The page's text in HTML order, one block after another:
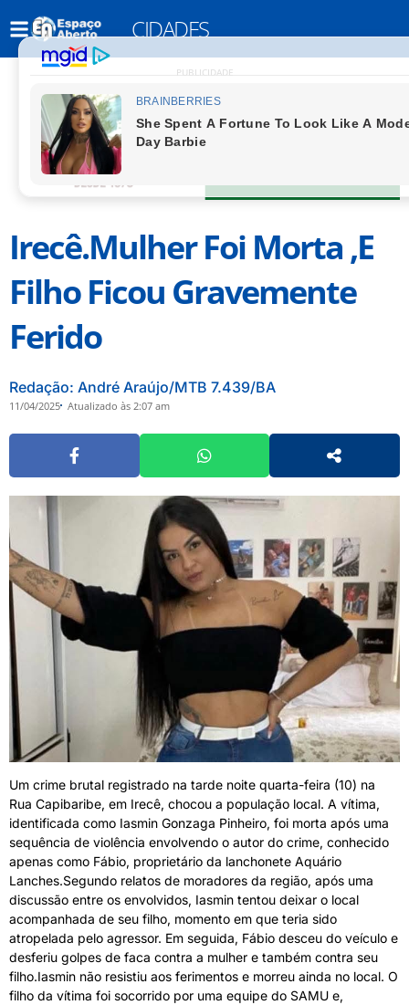
CIDADES
PUBLICIDADE
Irecê.Mulher Foi Morta ,e
Filho Ficou Gravemente
Ferido
Redação: André Araújo/MTB 7.439/BA
11/04/2025 Atualizado às 2:07 am
Um crime brutal registrado na tarde noite quarta-feira (10) na
Rua Capibaribe, em Irecê, chocou a população local. A vítima,
identificada como Iasmin Gonzaga Pinheiro, foi morta após uma
sequência de violência envolvendo o autor do crime, conhecido
apenas como Fábio, proprietário da lanchonete Aquário
Lanches.Segundo relatos de moradores da região, após uma
discussão entre os envolvidos, Iasmin tentou deixar o local
acompanhada de seu filho, momento em que teria sido
atropelada pelo agressor. Em seguida, Fábio desceu do veículo e
desferiu golpes de faca contra a mulher e também contra seu
filho.Iasmin não resistiu aos ferimentos e morreu ainda no local. O
filho da vítima foi socorrido por uma equipe do SAMU e,